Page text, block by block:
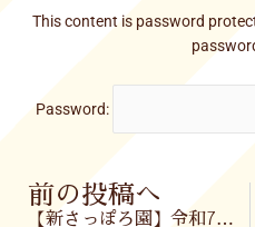
This content is password
Password:
Prev
前の投稿へ
【新さっぽろ園】令和7年5月22日(木)